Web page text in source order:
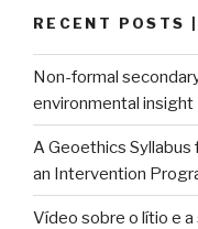
RECENT POSTS
Non-formal
environmental insight
A Geoethics Syllabus
an Intervention
Vídeo sobre o lítio e